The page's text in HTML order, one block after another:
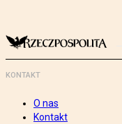
KONTAKT
O nas
Kontakt